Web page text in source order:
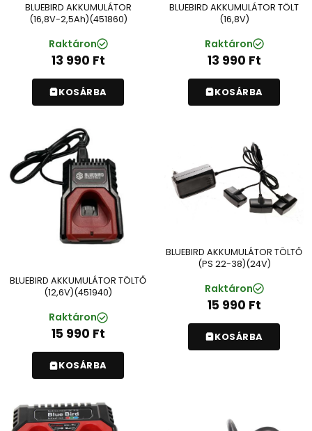
BLUEBIRD AKKUMULÁTOR
(16,8V-2,5Ah)(451860)
Raktáron
13 990 Ft
KOSÁRBA
BLUEBIRD AKKUMULÁTOR TÖLT
(16,8V)
Raktáron
13 990 Ft
KOSÁRBA
BLUEBIRD AKKUMULÁTOR TÖLTŐ
(12,6V)(451940)
Raktáron
15 990 Ft
KOSÁRBA
BLUEBIRD AKKUMULÁTOR TÖLTŐ
(PS 22-38)(24V)
Raktáron
15 990 Ft
KOSÁRBA